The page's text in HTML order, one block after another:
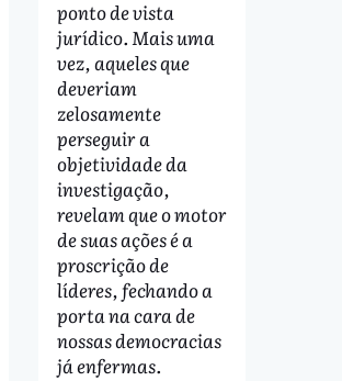
ponto de vista
jurídico. Mais uma
vez, aqueles que
deveriam
zelosamente
perseguir a
objetividade da
investigação,
revelam que o motor
de suas ações é a
proscrição de
líderes, fechando a
porta na cara de
nossas democracias
já enfermas.